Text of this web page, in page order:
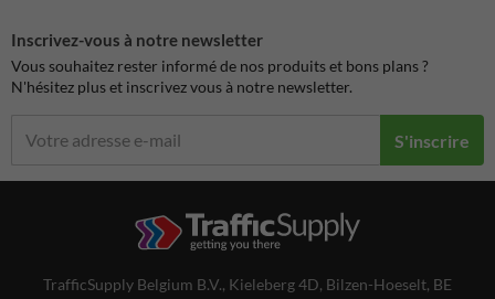
Inscrivez-vous à notre newsletter
Vous souhaitez rester informé de nos produits et bons plans ?
N'hésitez plus et inscrivez vous à notre newsletter.
S'inscrire
TrafficSupply Belgium B.V., Kieleberg 4D, Bilzen-Hoeselt, BE